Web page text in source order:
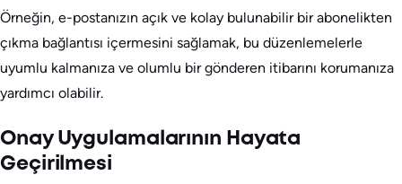
Örneğin, e-postanızın açık ve kolay bulunabilir bir abonelikten
çıkma bağlantısı içermesini sağlamak, bu düzenlemelerle
uyumlu kalmanıza ve olumlu bir gönderen itibarını korumanıza
yardımcı olabilir.
Onay Uygulamalarının Hayata
Geçirilmesi